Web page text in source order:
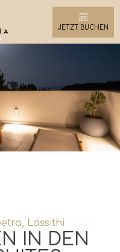
JETZT BUCHEN
Lassithi
IN DEN